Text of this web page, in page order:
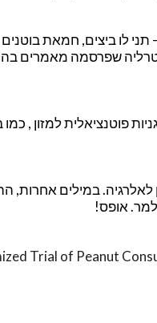
לו ביצים, חמאת בוטנים
שפרסמה מאמרים
ואלרגניות פוטנציאלית למזון
במילים אחרות,
אופס!
Trial of Peanut